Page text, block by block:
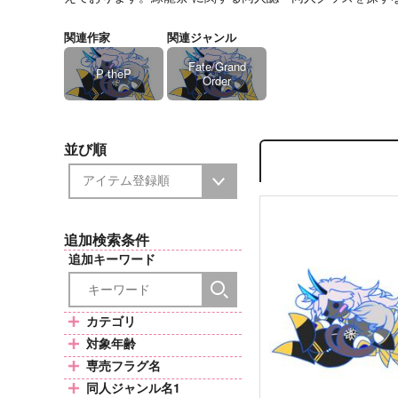
関連作家
P theP
関連ジャンル
Fate/Grand
Order
並び順
追加検索条件
追加キーワード
カテゴリ
対象年齢
専売フラグ名
同人ジャンル名1